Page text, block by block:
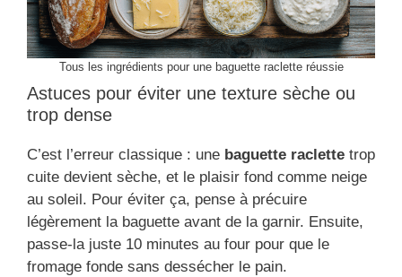
Tous les ingrédients pour une baguette raclette réussie
Astuces pour éviter une texture sèche ou
trop dense
C’est l’erreur classique : une baguette raclette trop
cuite devient sèche, et le plaisir fond comme neige
au soleil. Pour éviter ça, pense à précuire
légèrement la baguette avant de la garnir. Ensuite,
passe-la juste 10 minutes au four pour que le
fromage fonde sans dessécher le pain.